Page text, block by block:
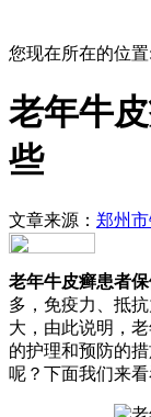
您现在所在的位置:
老年牛
些
文章来源： 郑州
老年牛皮癣患者
多，免疫力、抵
大，由此说明，
的护理和预防的
呢？下面我们来